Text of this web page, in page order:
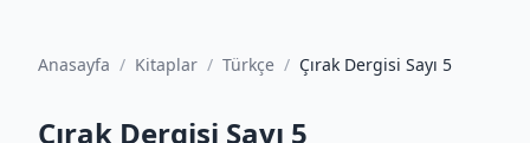
Anasayfa / Kitaplar / Türkçe / Çırak Dergisi Sayı 5
Çırak Dergisi Sayı 5